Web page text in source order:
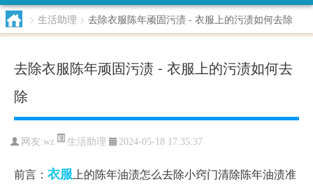
> 生活助理 > 去除衣服陈年顽固污渍 - 衣服上的污渍如何去除
去除衣服陈年顽固污渍 - 衣服上的污渍如何去
除
网友:wz 生活助理 2024-05-18 17:35:37
前言： 衣服上的陈年油渍怎么去除小窍门清除陈年油渍准